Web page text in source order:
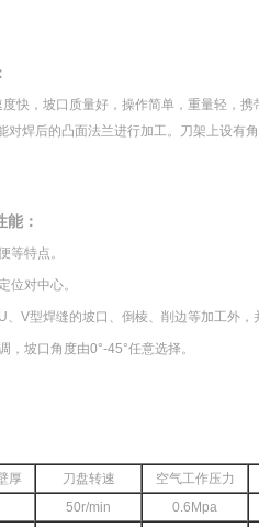
快，坡口质量好，操作简单，重量轻，携
焊后的凸面法兰进行加工。刀架上设有
：
等特点。
位对中心。
V型焊缝的坡口、倒棱、削边等加工外，
坡口角度由0°-45°任意选择。
厚 刀盘转速 空气工作压力
50r/min 0.6Mpa